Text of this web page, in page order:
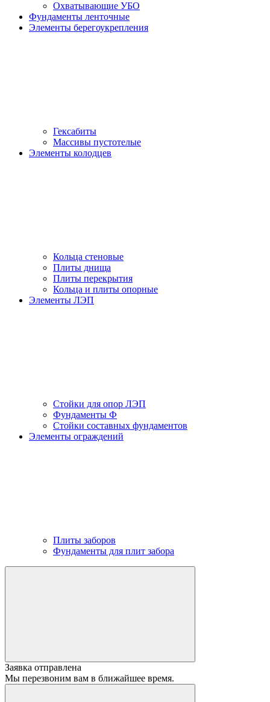
Охватывающие УБО
Фундаменты ленточные
Элементы берегоукрепления
Гексабиты
Массивы пустотелые
Элементы колодцев
Кольца стеновые
Плиты днища
Плиты перекрытия
Кольца и плиты опорные
Элементы ЛЭП
Стойки для опор ЛЭП
Фундаменты Ф
Стойки составных фундаментов
Элементы ограждений
Плиты заборов
Фундаменты для плит забора
Заявка отправлена
Мы перезвоним вам в ближайшее время.